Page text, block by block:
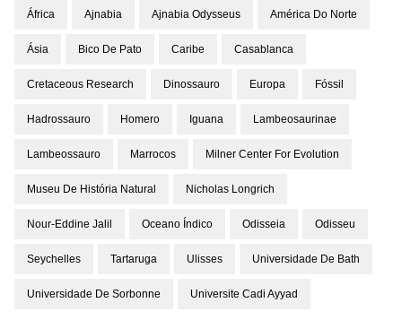
África Ajnabia Ajnabia Odysseus América Do Norte
Ásia Bico De Pato Caribe Casablanca
Cretaceous Research Dinossauro Europa Fóssil
Hadrossauro Homero Iguana Lambeosaurinae
Lambeossauro Marrocos Milner Center For Evolution
Museu De História Natural Nicholas Longrich
Nour-Eddine Jalil Oceano Índico Odisseia Odisseu
Seychelles Tartaruga Ulisses Universidade De Bath
Universidade De Sorbonne Universite Cadi Ayyad